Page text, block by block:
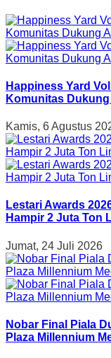
Happiness Yard
Komunitas
Kamis, 6 Agustus
Lestari Awards
Hampir 2 Juta Ton
Jumat, 24 Juli 2026
Nobar Final Piala
Plaza Millennium